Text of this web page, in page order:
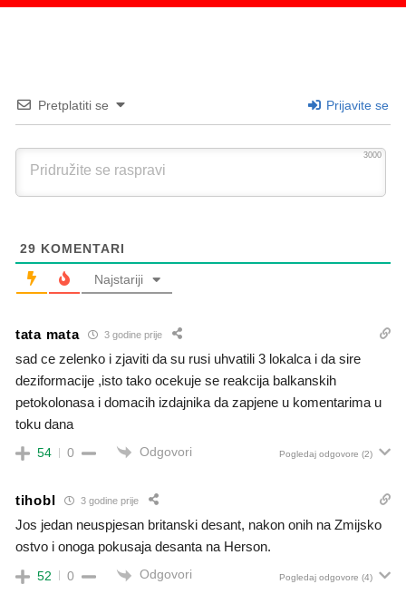
Pretplatiti se Prijavite se
3000
29 KOMENTARI
Najstariji
tata mata 3 godine prije
sad ce zelenko i zjaviti da su rusi uhvatili 3 lokalca i da sire
deziformacije ,isto tako ocekuje se reakcija balkanskih
petokolonasa i domacih izdajnika da zapjene u komentarima u
toku dana
54 0 Odgovori Pogledaj odgovore (2)
tihobl 3 godine prije
Jos jedan neuspjesan britanski desant, nakon onih na Zmijsko
ostvo i onoga pokusaja desanta na Herson.
52 0 Odgovori Pogledaj odgovore (4)